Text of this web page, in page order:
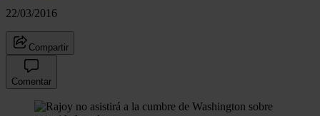
22/03/2016
Compartir
Comentar